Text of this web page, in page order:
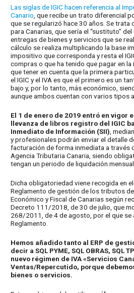
Las siglas de IGIC hacen referencia al
Canario, que recibe un trato diferencial
que se regularizó hace 30 años. Se trata
para Canarias, que sería el “sustituto”
entregas de bienes y servicios que se
cálculo se realiza multiplicando la base
impositivo que corresponda y resta el
compras o que ha tenido que pagar en
que tener en cuenta que la primera
el IGIC y el IVA es que el primero es un
bajo y, por lo tanto, más económico,
aunque ambos cuentan con varios tipos
El 1 de enero de 2019 entró en vigor
llevanza de libros registro del IGIC
Inmediato de Información (SII) ,
y profesionales podrán enviar el detalle
facturación de forma inmediata a través
Agencia Tributaria Canaria, siendo
tengan un periodo de liquidación mensual.
Dicha obligatoriedad viene recogida en
Reglamento de gestión de los tributos
Económico y Fiscal de Canarias según
Decreto 111/2018, de 30 de julio, que
268/2011, de 4 de agosto, por el que se
Reglamento.
Hemos añadido tanto al ERP de
decir a SQL PYME, SQL OBRAS, SQL
nuevo régimen de IVA «Servicios
Ventas/Repercutido, porque
bienes o servicios.